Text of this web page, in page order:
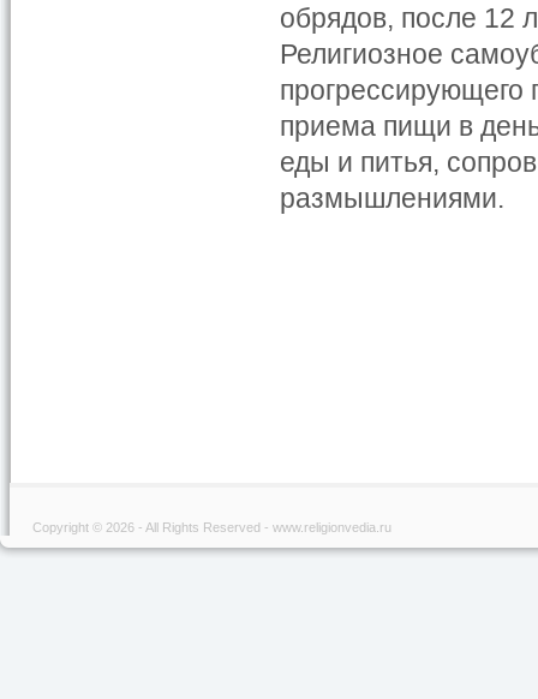
обрядов, после 12
Религиозное
прогрессирующего
приема пищи в
еды и питья,
размышлениями.
Copyright © 2026 - All Rights Reserved - www.religionvedia.ru